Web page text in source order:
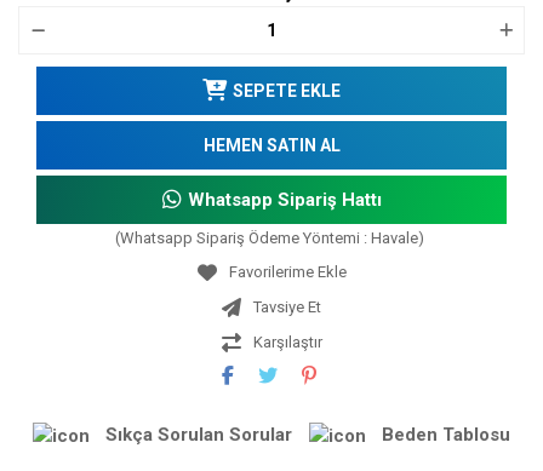
SEPETE EKLE
HEMEN SATIN AL
Whatsapp Sipariş Hattı
(Whatsapp Sipariş Ödeme Yöntemi : Havale)
Tavsiye Et
Karşılaştır
Sıkça Sorulan Sorular Beden Tablosu